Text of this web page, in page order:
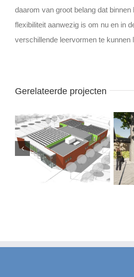
daarom van groot belang dat binnen
flexibiliteit aanwezig is om nu en in
verschillende leervormen te kunnen
Gerelateerde projecten